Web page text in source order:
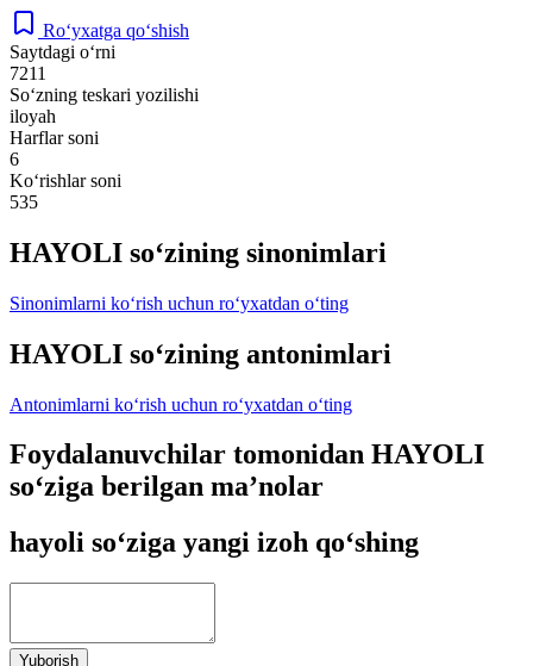
Ro‘yxatga qo‘shish
Saytdagi o‘rni
7211
So‘zning teskari yozilishi
iloyah
Harflar soni
6
Ko‘rishlar soni
535
HAYOLI so‘zining sinonimlari
Sinonimlarni ko‘rish uchun ro‘yxatdan o‘ting
HAYOLI so‘zining antonimlari
Antonimlarni ko‘rish uchun ro‘yxatdan o‘ting
Foydalanuvchilar tomonidan HAYOLI
so‘ziga berilgan ma’nolar
hayoli so‘ziga yangi izoh qo‘shing
Yuborish